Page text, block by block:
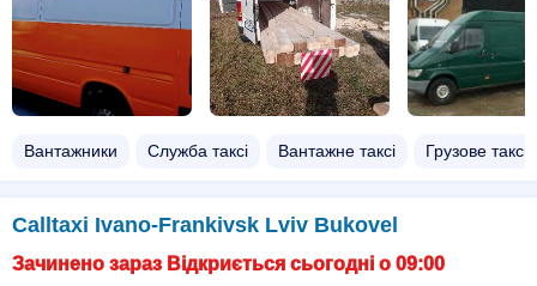
Вантажники Служба таксі Вантажне таксі Грузове таксі
Calltaxi Ivano-Frankivsk Lviv Bukovel
Зачинено зараз Відкриється сьогодні о 09:00